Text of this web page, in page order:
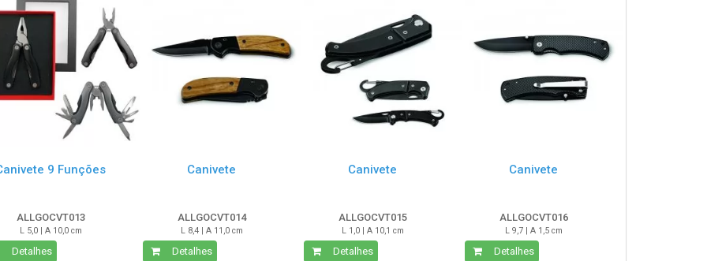
9 Funções
ALLGOCVT013
L 5,0 | A 10,0 cm
Detalhes
Canivete
ALLGOCVT014
L 8,4 | A 11,0 cm
Detalhes
Canivete
ALLGOCVT015
L 1,0 | A 10,1 cm
Detalhes
Canivete
ALLGOCVT016
L 9,7 | A 1,5 cm
Detalhes